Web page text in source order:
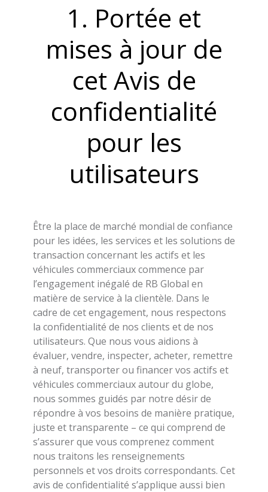
1. Portée et
mises à jour de
cet Avis de
confidentialité
pour les
utilisateurs
Être la place de marché mondial de confiance
pour les idées, les services et les solutions de
transaction concernant les actifs et les
véhicules commerciaux commence par
l’engagement inégalé de RB Global en
matière de service à la clientèle. Dans le
cadre de cet engagement, nous respectons
la confidentialité de nos clients et de nos
utilisateurs. Que nous vous aidions à
évaluer, vendre, inspecter, acheter, remettre
à neuf, transporter ou financer vos actifs et
véhicules commerciaux autour du globe,
nous sommes guidés par notre désir de
répondre à vos besoins de manière pratique,
juste et transparente – ce qui comprend de
s’assurer que vous comprenez comment
nous traitons les renseignements
personnels et vos droits correspondants. Cet
avis de confidentialité s’applique aussi bien